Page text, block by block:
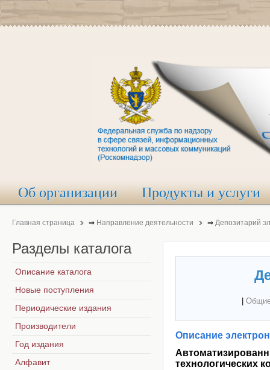
Об организации Продукты и услуги
Главная страница ⇒ Направление деятельности ⇒ Депозитарий
Описание
технологических
Разделы каталога
Описание каталога
Новые поступления
Периодические издания
Производители
Год издания
Алфавит